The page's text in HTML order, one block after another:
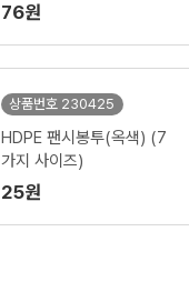
76원
상품번호 230425
HDPE 팬시봉투(옥색) (7
가지 사이즈)
25원